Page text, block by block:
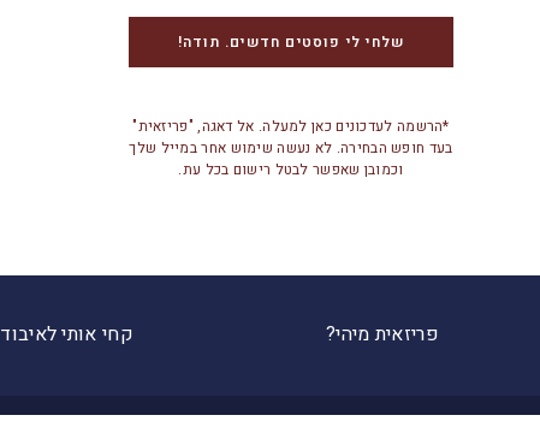
*הרשמה לעדכונים כאן למעלה. אל דאגה, "פריזאית"
בעד חופש הבחירה. לא נעשה שימוש אחר במייל שלך
וכמובן שאפשר לבטל רישום בכל עת.
פריזאית מיהי? קחי אותי לאיבוד